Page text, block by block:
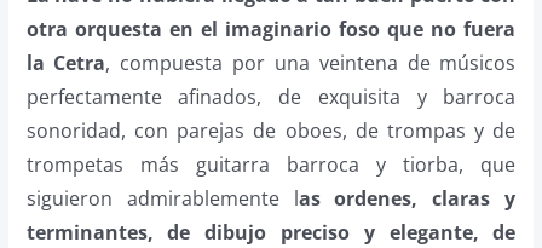
otra orquesta en el imaginario foso que no fuera
la Cetra, compuesta por una veintena de músicos
perfectamente afinados, de exquisita y barroca
sonoridad, con parejas de oboes, de trompas y de
trompetas más guitarra barroca y tiorba, que
siguieron admirablemente las ordenes, claras y
terminantes, de dibujo preciso y elegante, de